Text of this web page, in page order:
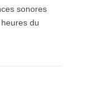
sonores
du